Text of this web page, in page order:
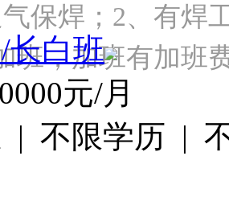
保焊；2、有焊
班，加班有加
长白班
元/月
| 不限学历 |